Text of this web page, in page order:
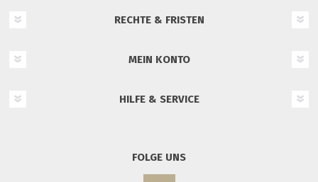
RECHTE & FRISTEN
MEIN KONTO
HILFE & SERVICE
FOLGE UNS